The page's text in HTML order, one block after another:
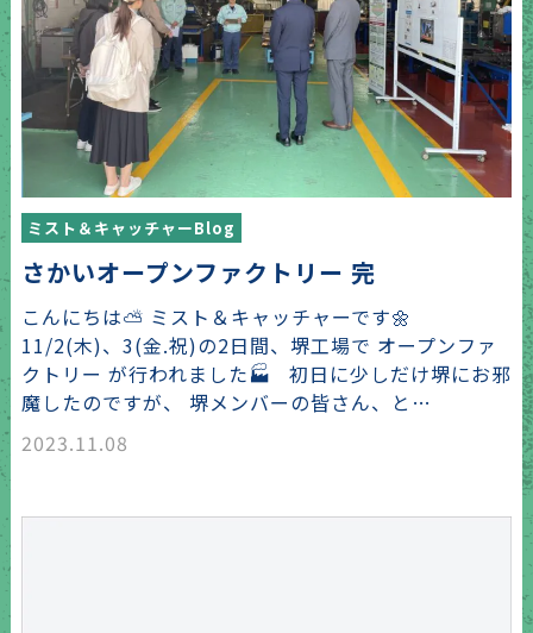
ミスト＆キャッチャーBlog
さかいオープンファクトリー 完
こんにちは⛅ ミスト＆キャッチャーです🌼
11/2(木)、3(金.祝)の2日間、堺工場で オープンファ
クトリー が行われました🏭 初日に少しだけ堺にお邪
魔したのですが、 堺メンバーの皆さん、と…
2023.11.08